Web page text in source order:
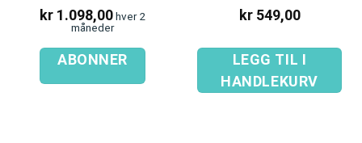
kr 1.098,00hver 2
måneder
ABONNER
kr549,00
LEGG TIL I
HANDLEKURV